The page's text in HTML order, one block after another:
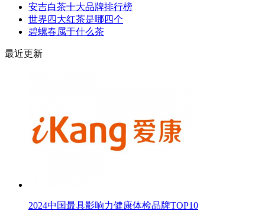
安吉白茶十大品牌排行榜
世界四大红茶是哪四个
碧螺春属于什么茶
最近更新
2024中国最具影响力健康体检品​牌TOP10